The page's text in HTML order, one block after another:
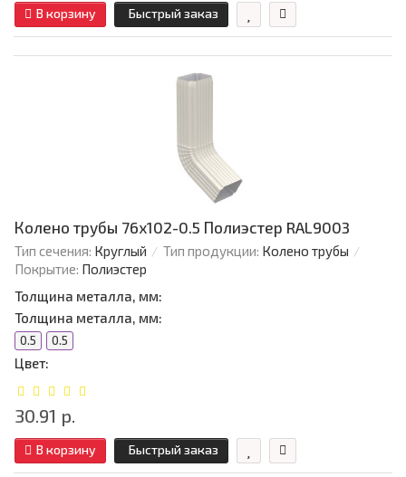
В корзину Быстрый заказ
Колено трубы 76х102-0.5 Полиэстер RAL9003
Тип сечения: Круглый Тип продукции: Колено трубы
Покрытие: Полиэстер
Толщина металла, мм:
Толщина металла, мм:
0.5 0.5
Цвет:
30.91 р.
В корзину Быстрый заказ